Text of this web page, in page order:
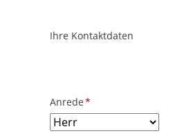
ObjektPlatzhalter
URL
Ihre Kontaktdaten
Pflichtfeld
Anrede*